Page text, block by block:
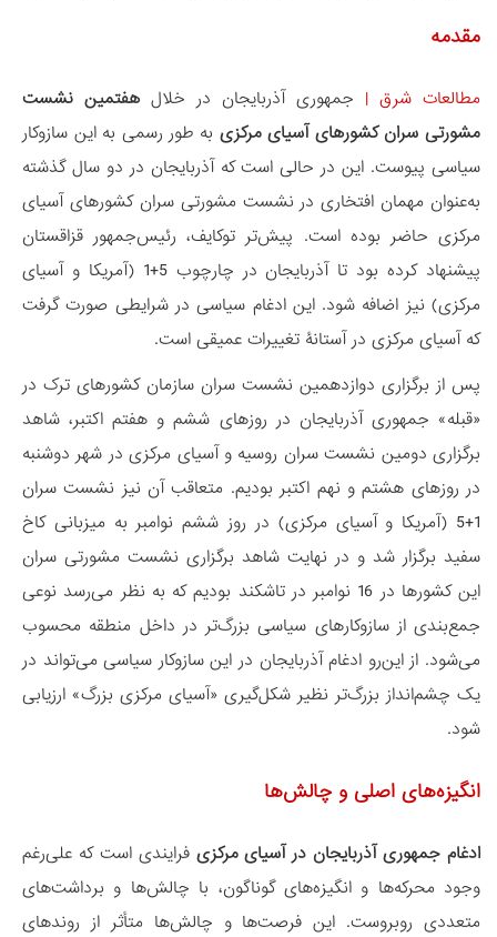
مقدمه
مطالعات شرق | جمهوری آذربایجان در خلال هفتمین نشست
مشورتی سران کشورهای آسیای مرکزی به طور رسمی به این سازوکار
سیاسی پیوست. این در حالی است که آذربایجان در دو سال گذشته
به‌عنوان مهمان افتخاری در نشست مشورتی سران کشورهای آسیای
مرکزی حاضر بوده است. پیش‌تر توکایف، رئیس‌جمهور قزاقستان
پیشنهاد کرده بود تا آذربایجان در چارچوب 5+1 (آمریکا و آسیای
مرکزی) نیز اضافه شود. این ادغام سیاسی در شرایطی صورت گرفت
که آسیای مرکزی در آستانۀ تغییرات عمیقی است.
پس از برگزاری دوازدهمین نشست سران سازمان کشورهای ترک در
«قبله» جمهوری آذربایجان در روزهای ششم و هفتم اکتبر، شاهد
برگزاری دومین نشست سران روسیه و آسیای مرکزی در شهر دوشنبه
در روزهای هشتم و نهم اکتبر بودیم. متعاقب آن نیز نشست سران
1+5 (آمریکا و آسیای مرکزی) در روز ششم نوامبر به میزبانی کاخ
سفید برگزار شد و در نهایت شاهد برگزاری نشست مشورتی سران
این کشورها در 16 نوامبر در تاشکند بودیم که به نظر می‌رسد نوعی
جمع‌بندی از سازوکارهای سیاسی بزرگ‌تر در داخل منطقه محسوب
می‌شود. از این‌رو ادغام آذربایجان در این سازوکار سیاسی می‌تواند در
یک چشم‌انداز بزرگ‌تر نظیر شکل‌گیری «آسیای مرکزی بزرگ» ارزیابی
شود.
انگیزه‌های اصلی و چالش‌ها
ادغام جمهوری آذربایجان در آسیای مرکزی فرایندی است که علی‌رغم
وجود محرکه‌ها و انگیزه‌های گوناگون، با چالش‌ها و برداشت‌های
متعددی روبروست. این فرصت‌ها و چالش‌ها متأثر از روندهای